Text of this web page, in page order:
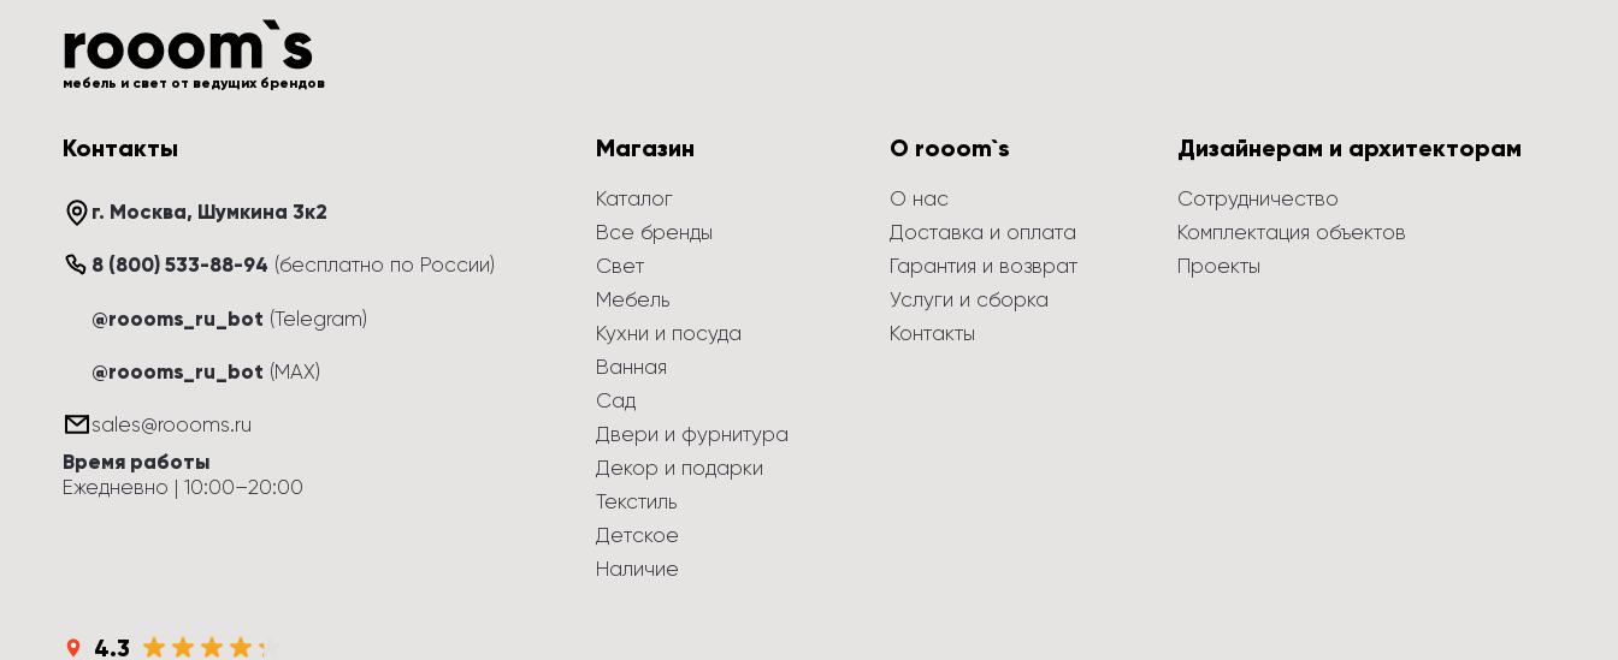
мебель и свет от ведущих брендов
Контакты
г. Москва, Шумкина 3к2
8 (800) 533-88-94 (бесплатно по России)
@roooms_ru_bot (Telegram)
@roooms_ru_bot (MAX)
sales@roooms.ru
Время работы
Ежедневно | 10:00–20:00
4.3
Магазин
Каталог
Все бренды
Свет
Мебель
Кухни и посуда
Ванная
Сад
Двери и фурнитура
Декор и подарки
Текстиль
Детское
Наличие
О rooom`s
О нас
Доставка и оплата
Гарантия и возврат
Услуги и сборка
Контакты
Дизайнерам и архитекторам
Сотрудничество
Комплектация объектов
Проекты